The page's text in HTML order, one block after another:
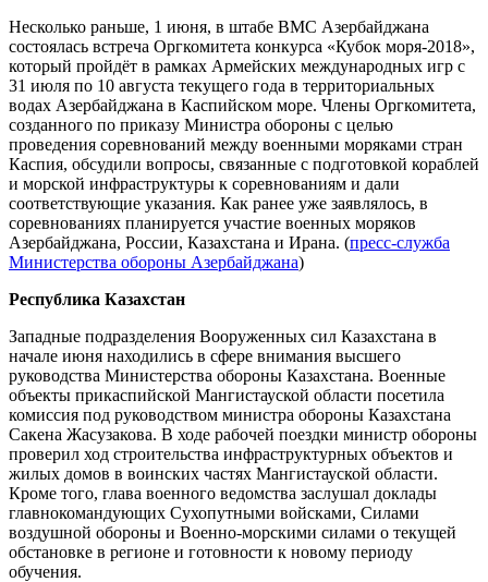
Несколько раньше, 1 июня, в штабе ВМС Азербайджана
состоялась встреча Оргкомитета конкурса «Кубок моря-2018»,
который пройдёт в рамках Армейских международных игр с
31 июля по 10 августа текущего года в территориальных
водах Азербайджана в Каспийском море. Члены Оргкомитета,
созданного по приказу Министра обороны с целью
проведения соревнований между военными моряками стран
Каспия, обсудили вопросы, связанные с подготовкой кораблей
и морской инфраструктуры к соревнованиям и дали
соответствующие указания. Как ранее уже заявлялось, в
соревнованиях планируется участие военных моряков
Азербайджана, России, Казахстана и Ирана. (пресс-служба
Министерства обороны Азербайджана)
Республика Казахстан
Западные подразделения Вооруженных сил Казахстана в
начале июня находились в сфере внимания высшего
руководства Министерства обороны Казахстана. Военные
объекты прикаспийской Мангистауской области посетила
комиссия под руководством министра обороны Казахстана
Сакена Жасузакова. В ходе рабочей поездки министр обороны
проверил ход строительства инфраструктурных объектов и
жилых домов в воинских частях Мангистауской области.
Кроме того, глава военного ведомства заслушал доклады
главнокомандующих Сухопутными войсками, Силами
воздушной обороны и Военно-морскими силами о текущей
обстановке в регионе и готовности к новому периоду
обучения.